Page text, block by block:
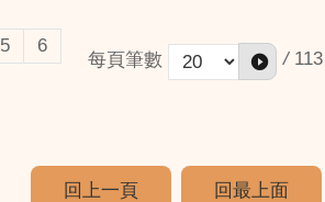
5 6
每頁筆數 / 113
回上一頁 回最上面